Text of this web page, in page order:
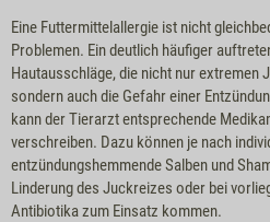
Eine Futtermittelallergie ist nicht
Problemen. Ein deutlich häufiger
Hautausschläge, die nicht nur extremen
sondern auch die Gefahr einer
kann der Tierarzt entsprechende
verschreiben. Dazu können je nach
entzündungshemmende Salben und
Linderung des Juckreizes oder bei
Antibiotika zum Einsatz kommen.